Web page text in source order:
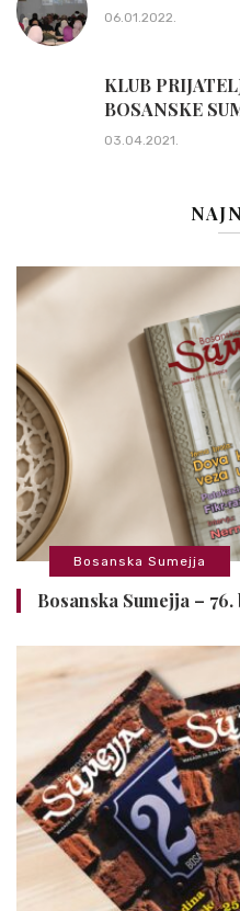
06.01.2022.
KLUB
BOSANSKE
03.04.2021.
Bosanska Sumejja
Bosanska Sumejja –